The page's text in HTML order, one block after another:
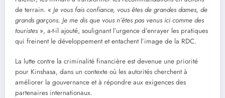
de terrain. « Je vous fais confiance, vous êtes de grandes dames, de
grands garçons. Je me dis que vous n’êtes pas venus ici comme des
touristes », a-t-il ajouté, soulignant l’urgence d’enrayer les pratiques
qui freinent le développement et entachent l’image de la RDC.
La lutte contre la criminalité financière est devenue une priorité
pour Kinshasa, dans un contexte où les autorités cherchent à
améliorer la gouvernance et à répondre aux exigences des
partenaires internationaux.